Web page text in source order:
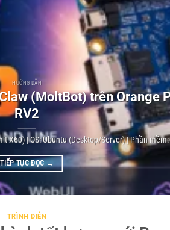
HƯỚNG DẪN
(MoltBot) trên Orange
RV2
X60) | OS: Ubuntu (Desktop/Server) | Phần
TIẾP TỤC ĐỌC →
TRÌNH DIỄN